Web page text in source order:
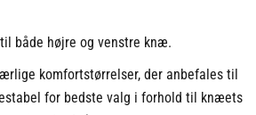
både højre og venstre knæ.
komfortstørrelser, der anbefales til
for bedste valg i forhold til knæets